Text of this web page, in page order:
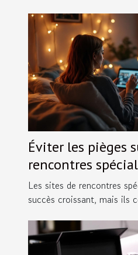
Éviter les pièges
rencontres
pratiques.
Les sites de rencontres
succès croissant, mais ils